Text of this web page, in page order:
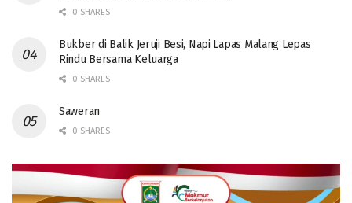
0 SHARES
Bukber di Balik Jeruji Besi, Napi Lapas Malang Lepas
Rindu Bersama Keluarga
0 SHARES
Saweran
0 SHARES